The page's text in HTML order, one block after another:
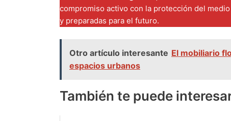
compromiso activo con la protección del
y preparadas para el futuro.
Otro artículo interesante El mobiliario
espacios urbanos
También te puede